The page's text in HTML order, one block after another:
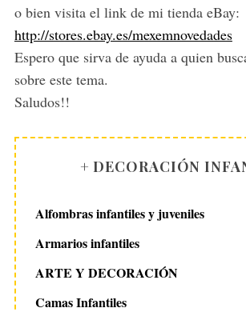
o bien visita el link de mi tienda eBay:
http://stores.ebay.es/mexemnovedades
Espero que sirva de ayuda a quien
sobre este tema.
Saludos!!
+ DECORACIÓN
Alfombras infantiles y juveniles
Armarios infantiles
ARTE Y DECORACIÓN
Camas Infantiles